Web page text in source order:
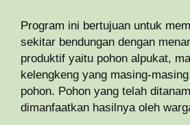
Program ini bertujuan untuk
sekitar bendungan dengan
produktif yaitu pohon alpukat,
kelengkeng yang masing-
pohon. Pohon yang telah
dimanfaatkan hasilnya oleh